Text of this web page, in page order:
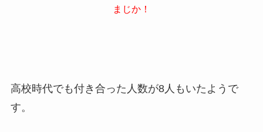
まじか！
高校時代でも付き合った人数が8人も いたようで
す。